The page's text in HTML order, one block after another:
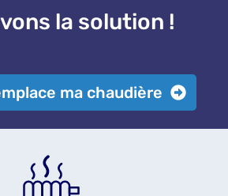
la solution !
ma chaudière